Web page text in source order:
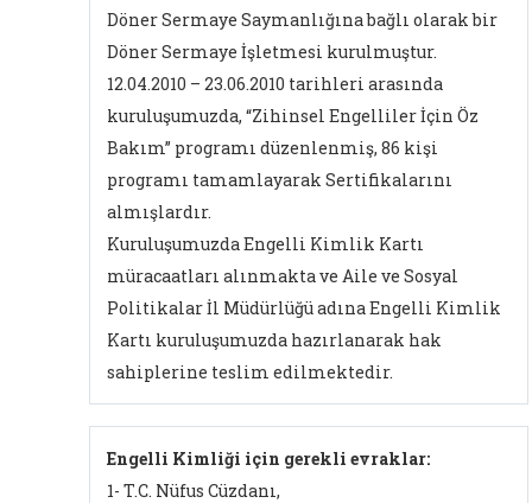
Döner Sermaye Saymanlığına bağlı olarak bir
Döner Sermaye İşletmesi kurulmuştur.
12.04.2010 – 23.06.2010 tarihleri arasında
kuruluşumuzda, “Zihinsel Engelliler İçin Öz
Bakım” programı düzenlenmiş, 86 kişi
programı tamamlayarak Sertifikalarını
almışlardır.
Kuruluşumuzda Engelli Kimlik Kartı
müracaatları alınmakta ve Aile ve Sosyal
Politikalar İl Müdürlüğü adına Engelli Kimlik
Kartı kuruluşumuzda hazırlanarak hak
sahiplerine teslim edilmektedir.
Engelli Kimliği için gerekli evraklar:
1- T.C. Nüfus Cüzdanı,